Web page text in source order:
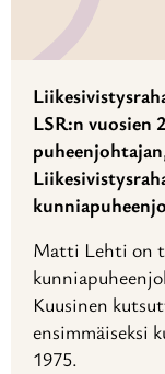
LSR:n vuosien
Matti Lehti on
Kuusinen
ensimmäiseksi
1975.